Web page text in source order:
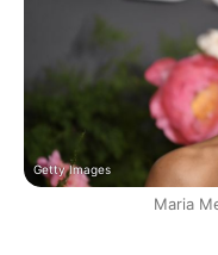
Getty Images
Maria